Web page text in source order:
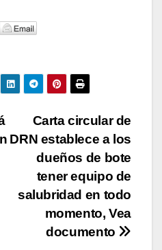
Carta circular de
DRN establece a los
dueños de bote
tener equipo de
salubridad en todo
momento, Vea
documento